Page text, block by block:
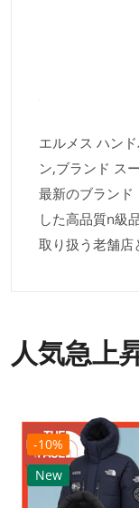
エルメス ハン
ン,ブランド ス
最新のブランド
した高品質n級
取り扱う老舗店
人気急上
-10%
New